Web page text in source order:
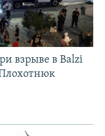
взрыве в Balzi